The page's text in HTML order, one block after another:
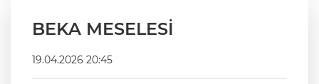
BEKA MESELESİ
19.04.2026 20:45